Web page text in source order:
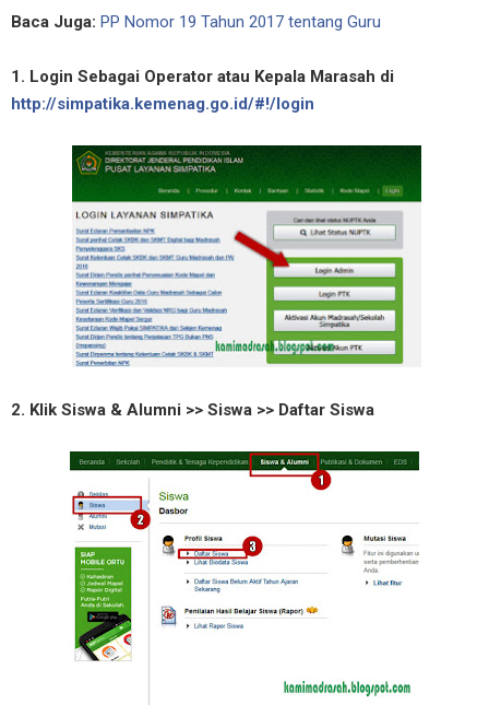
Baca Juga: PP Nomor 19 Tahun 2017 tentang Guru
1. Login Sebagai Operator atau Kepala Marasah di
http://simpatika.kemenag.go.id/#!/login
2. Klik Siswa & Alumni >> Siswa >> Daftar Siswa